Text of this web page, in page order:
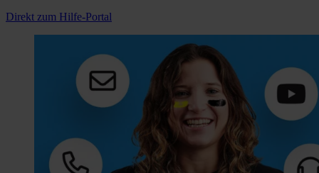
Direkt zum Hilfe-Portal